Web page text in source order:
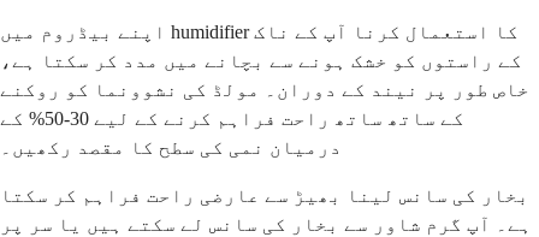
اپنے بیڈروم میں humidifier کا استعمال کرنا آپ کے ناک
کے راستوں کو خشک ہونے سے بچانے میں مدد کر سکتا ہے،
خاص طور پر نیند کے دوران۔ مولڈ کی نشوونما کو روکنے
کے ساتھ ساتھ راحت فراہم کرنے کے لیے 30-50% کے
درمیان نمی کی سطح کا مقصد رکھیں۔
بخار کی سانس لینا بھیڑ سے عارضی راحت فراہم کر سکتا
ہے۔ آپ گرم شاور سے بخار کی سانس لے سکتے ہیں یا سر پر